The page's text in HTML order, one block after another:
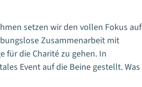
setzen wir den vollen Fokus auf
Zusammenarbeit mit
für die Charité zu gehen. In
Event auf die Beine gestellt. Was